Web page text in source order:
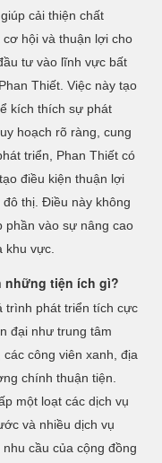
cải thiện chất
hội và thuận lợi cho
tư vào lĩnh vực bất
Thiết. Việc này tạo
kích thích sự phát
hoạch rõ ràng, cung
triển, Phan Thiết có
điều kiện thuận lợi
thị. Điều này không
phần vào sự nâng cao
khu vực.
những tiện ích gì?
trình phát triển tích cực
đại như trung tâm
công viên xanh, địa
chính thuận tiện.
một loạt các dịch vụ
và nhiều dịch vụ
cầu của cộng đồng